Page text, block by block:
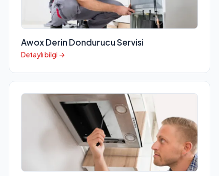
Awox Derin Dondurucu Servisi
Detaylı bilgi →